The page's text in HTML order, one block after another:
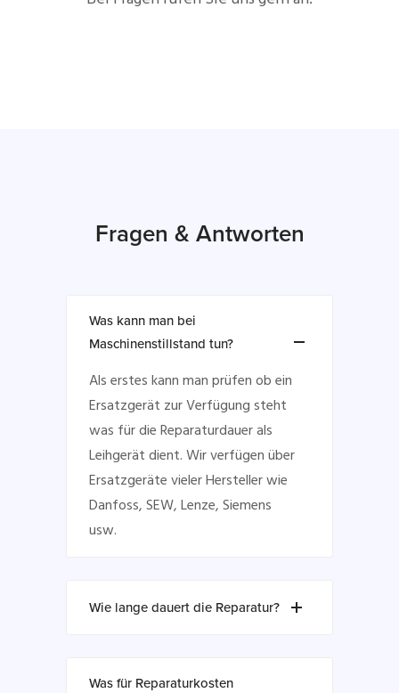
Fragen & Antworten
Was kann man bei
Maschinenstillstand tun?
Als erstes kann man prüfen ob ein
Ersatzgerät zur Verfügung steht
was für die Reparaturdauer als
Leihgerät dient. Wir verfügen über
Ersatzgeräte vieler Hersteller wie
Danfoss, SEW, Lenze, Siemens
usw.
Wie lange dauert die Reparatur?
Was für Reparaturkosten